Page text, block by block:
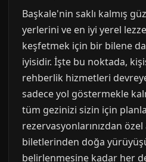
Başkale'nin saklı kalmış
yerlerini ve en iyi yerel
keşfetmek için bir bilene
iyisidir. İşte bu noktada,
rehberlik hizmetleri
sadece yol göstermekle
tüm gezinizi sizin için
rezervasyonlarınızdan
biletlerinden doğa
belirlenmesine kadar her